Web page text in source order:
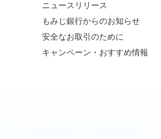
ニュースリリース
もみじ銀行からのお知らせ
安全なお取引のために
キャンペーン・おすすめ情報